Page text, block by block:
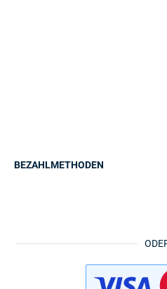
BEZAHLMETHODEN